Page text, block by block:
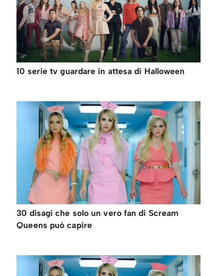
10 serie tv guardare in attesa di Halloween
30 disagi che solo un vero fan di Scream
Queens può capire